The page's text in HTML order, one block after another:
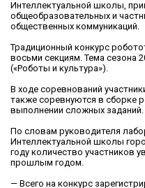
Интеллектуальной школы,
общеобразовательных и
общественных коммуникаций.
Традиционный конкурс
восьми секциям. Тема сезона
(«Роботы и культура»).
В ходе соревнований
также соревнуются в сборке
выполнении сложных заданий.
По словам руководителя
Интеллектуальной школы
году количество участников
прошлым годом.
— Всего на конкурс